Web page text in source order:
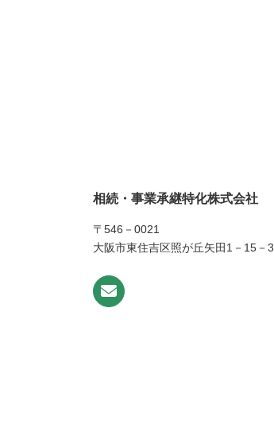
相続・事業承継特化株式会社
〒546－0021
大阪市東住吉区照が丘矢田1－15－